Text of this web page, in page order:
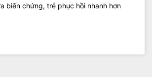
biến chứng, trẻ phục hồi nhanh hơn